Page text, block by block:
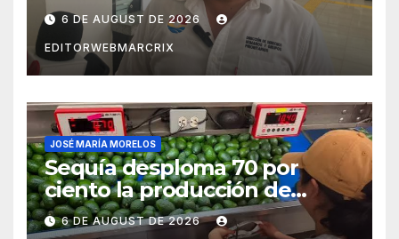
de fraudes en Cancún
6 DE AUGUST DE 2026
EDITORWEBMARCRIX
JOSÉ MARÍA MORELOS
Sequía desploma 70 por
ciento la producción de
aguacate en Candelaria
6 DE AUGUST DE 2026